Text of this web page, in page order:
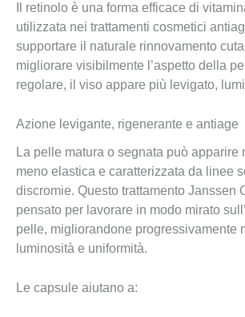
Il retinolo è una forma efficace di
utilizzata nei trattamenti cosmetici
supportare il naturale rinnovamento
migliorare visibilmente l’aspetto della
regolare, il viso appare più levigato,
Azione levigante, rigenerante e antiage
La pelle matura o segnata può apparire
meno elastica e caratterizzata da linee
discromie. Questo trattamento Janssen
pensato per lavorare in modo mirato
pelle, migliorandone progressivamente
luminosità e uniformità.
Le capsule aiutano a: